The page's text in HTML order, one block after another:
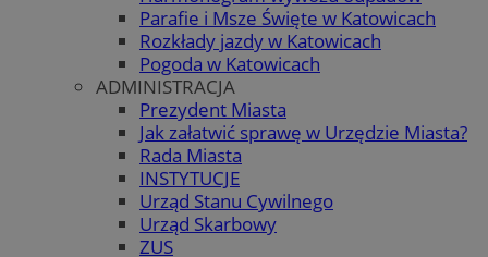
Parafie i Msze Święte w Katowicach
Rozkłady jazdy w Katowicach
Pogoda w Katowicach
ADMINISTRACJA
Prezydent Miasta
Jak załatwić sprawę w Urzędzie Miasta?
Rada Miasta
INSTYTUCJE
Urząd Stanu Cywilnego
Urząd Skarbowy
ZUS